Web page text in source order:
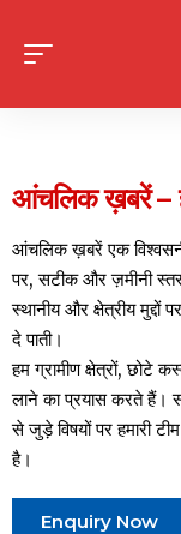
आंचलिक ख़बरें –
आंचलिक ख़बरें एक
पर, सटीक और ज़मीनी
स्थानीय और क्षेत्रीय मुद्दों
दे पाती।
हम ग्रामीण क्षेत्रों, छोटे
लाने का प्रयास करते हैं।
से जुड़े विषयों पर हमारी
है।
Enquiry Now